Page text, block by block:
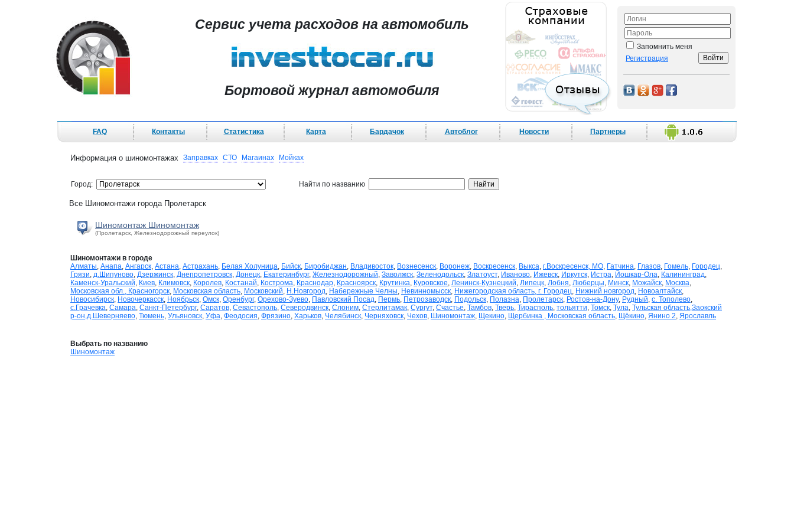
Сервис учета расходов на автомобиль
Бортовой журнал автомобиля
Запомнить меня
Регистрация
FAQ Контакты Статистика Карта Бардачок Автоблог Новости Партнеры
Информация о шиномонтажах Заправках СТО Магаинах Мойках
Город: Найти по названию
Все Шиномонтажи города Пролетарск
Шиномонтаж Шиномонтаж
(Пролетарск, Железнодорожный переулок)
Шиномонтажи в городе
Алматы, Анапа, Ангарск, Астана, Астрахань, Белая Холуница, Бийск, Биробиджан, Владивосток, Вознесенск, Воронеж, Воскресенск, Выкса, г.Воскресенск, МО, Гатчина, Глазов, Гомель, Городец,
Грязи, д.Шипуново, Дзержинск, Днепропетровск, Донецк, Екатеринбург, Железнодорожный, Заволжск, Зеленодольск, Златоуст, Иваново, Ижевск, Иркутск, Истра, Йошкар-Ола, Калининград,
Каменск-Уральский, Киев, Климовск, Королев, Костанай, Кострома, Краснодар, Красноярск, Крутинка, Куровское, Ленинск-Кузнецкий, Липецк, Лобня, Люберцы, Минск, Можайск, Москва,
Московская обл., Красногорск, Московская область, Московский, Н.Новгород, Набережные Челны, Невинномысск, Нижегородская область, г. Городец, Нижний новгород, Новоалтайск,
Новосибирск, Новочеркасск, Ноябрьск, Омск, Оренбург, Орехово-Зуево, Павловский Посад, Пермь, Петрозаводск, Подольск, Полазна, Пролетарск, Ростов-на-Дону, Рудный, с. Тополево,
с.Грачевка, Самара, Санкт-Петербург, Саратов, Севастополь, Северодвинск, Слоним, Стерлитамак, Сургут, Счастье, Тамбов, Тверь, Тирасполь, тольятти, Томск, Тула, Тульская область,Заокский
р-он,д.Шеверняево, Тюмень, Ульяновск, Уфа, Феодосия, Фрязино, Харьков, Челябинск, Черняховск, Чехов, Шиномонтаж, Щекино, Щербинка , Московская область, Щёкино, Янино 2, Ярославль
Выбрать по названию
Шиномонтаж